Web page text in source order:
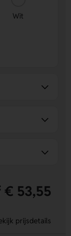
Wit
€ 53,55
prijsdetails